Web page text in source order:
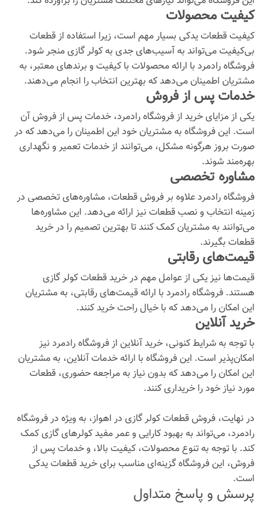
کیفیت محصولات
کیفیت قطعات یدکی بسیار مهم است، زیرا استفاده از قطعات
بی‌کیفیت می‌تواند به آسیب‌های جدی به کولر گازی منجر شود.
فروشگاه رادمرد با ارائه محصولات با کیفیت و برندهای معتبر، به
مشتریان اطمینان می‌دهد که بهترین انتخاب را انجام می‌دهند.
خدمات پس از فروش
یکی از مزایای خرید از فروشگاه رادمرد، خدمات پس از فروش آن
است. این فروشگاه به مشتریان خود این اطمینان را می‌دهد که در
صورت بروز هرگونه مشکل، می‌توانند از خدمات تعمیر و نگهداری
بهره‌مند شوند.
مشاوره تخصصی
فروشگاه رادمرد علاوه بر فروش قطعات، مشاوره‌های تخصصی در
زمینه انتخاب و نصب قطعات نیز ارائه می‌دهد. این مشاوره‌ها
می‌توانند به مشتریان کمک کنند تا بهترین تصمیم را در خرید
قطعات بگیرند.
قیمت‌های رقابتی
قیمت‌ها نیز یکی از عوامل مهم در خرید قطعات کولر گازی
هستند. فروشگاه رادمرد با ارائه قیمت‌های رقابتی، به مشتریان
این امکان را می‌دهد که با خیال راحت خرید کنند.
خرید آنلاین
با توجه به شرایط کنونی، خرید آنلاین از فروشگاه رادمرد نیز
امکان‌پذیر است. این فروشگاه با ارائه خدمات آنلاین، به مشتریان
این امکان را می‌دهد که بدون نیاز به مراجعه حضوری، قطعات
مورد نیاز خود را خریداری کنند.
در نهایت، فروش قطعات کولر گازی در اهواز، به ویژه در فروشگاه
رادمرد، می‌تواند به بهبود کارایی و عمر مفید کولرهای گازی کمک
کند. با توجه به تنوع محصولات، کیفیت بالا، و خدمات پس از
فروش، این فروشگاه گزینه‌ای مناسب برای خرید قطعات یدکی
است.
پرسش و پاسخ متداول